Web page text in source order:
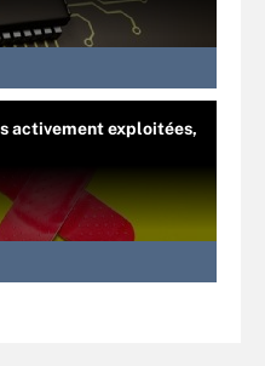
activement exploitées,